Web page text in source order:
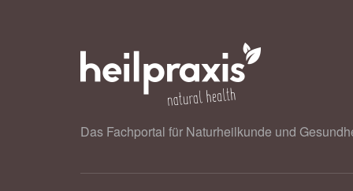
Das Fachportal für Naturheilkunde und